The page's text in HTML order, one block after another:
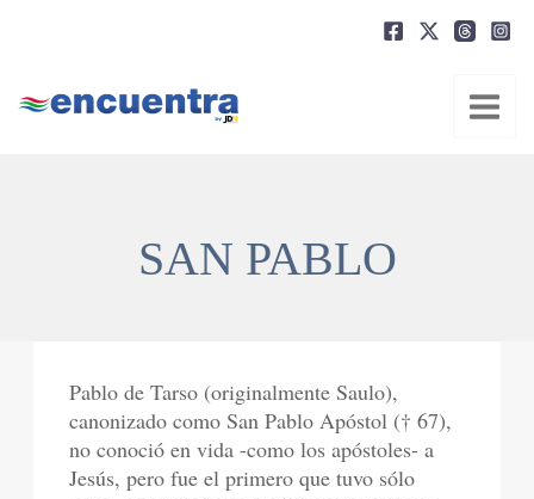
SAN PABLO
Pablo de Tarso (originalmente Saulo),
canonizado como San Pablo Apóstol († 67),
no conoció en vida -como los apóstoles- a
Jesús, pero fue el primero que tuvo sólo